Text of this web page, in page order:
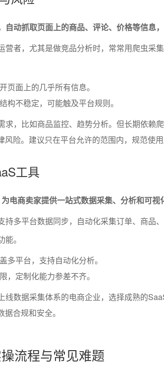
动抓取页面上的商品、评论、价格等信息，
营者，尤其是做竞品分析时，常常用爬虫采
页面上的几乎所有信息。
构不稳定，可能触及平台规则。
求，比如商品监控、趋势分析。但长期依赖
险。建议只在平台允许的范围内，规范使用
工具
电商卖家提供一站式数据采集、分析和可视
持多平台数据同步，自动化采集订单、商品
。
多平台，支持自动化分析。
，定制化能力参差不齐。
线数据采集体系的电商企业，选择成熟的
合规和安全。
流程与常见难题